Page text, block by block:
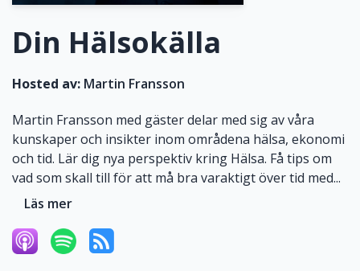
Din Hälsokälla
Hosted av: Martin Fransson
Martin Fransson med gäster delar med sig av våra
kunskaper och insikter inom områdena hälsa, ekonomi
och tid. Lär dig nya perspektiv kring Hälsa. Få tips om
vad som skall till för att må bra varaktigt över tid med...
Läs mer